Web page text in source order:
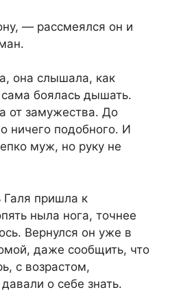
— рассмеялся он и
она слышала, как
боялась дышать.
от замужества. До
ничего подобного. И
муж, но руку не
пришла к
ныла нога, точнее
Вернулся он уже в
даже сообщить, что
с возрастом,
о себе знать.